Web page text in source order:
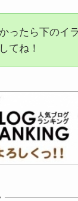
ったら下のイ
てね！